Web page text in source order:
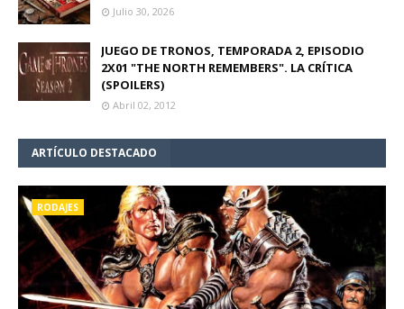
Julio 30, 2026
JUEGO DE TRONOS, TEMPORADA 2, EPISODIO
2X01 "THE NORTH REMEMBERS". LA CRÍTICA
(SPOILERS)
Abril 02, 2012
ARTÍCULO DESTACADO
RODAJES